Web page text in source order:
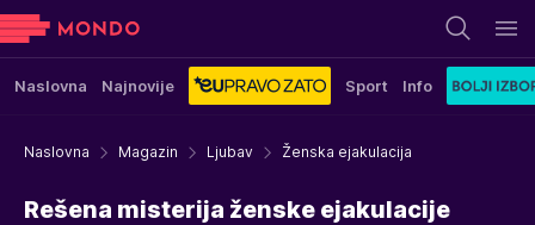
Naslovna Najnovije Sport Info
Naslovna Magazin Ljubav Ženska ejakulacija
Rešena misterija ženske ejakulacije